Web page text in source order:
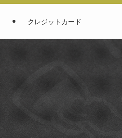
クレジットカード